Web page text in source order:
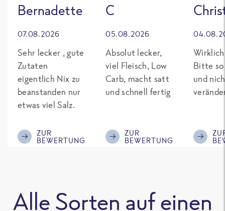
Bernadette
07.08.2026
Sehr lecker , gute
Zutaten
eigentlich Nix zu
beanstanden nur
etwas viel Salz.
ZUR
BEWERTUNG
C
05.08.2026
Absolut lecker,
viel Fleisch, Low
Carb, macht satt
und schnell fertig
ZUR
BEWERTUNG
Bitte so
und
Alle Sorten auf einen